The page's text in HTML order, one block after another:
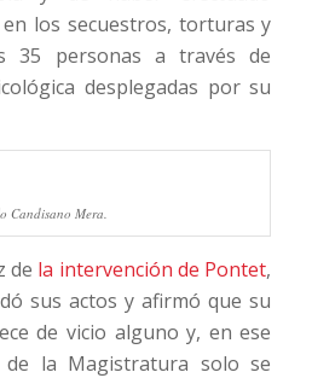
en los secuestros, torturas y
35 personas a través de
desplegadas por su
Candisano Mera.
de la intervención de Pontet,
sus actos y afirmó que su
de vicio alguno y, en ese
de la Magistratura solo se